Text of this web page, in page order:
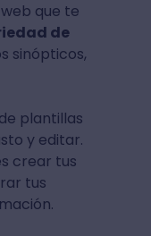
que te
de
sinópticos,
plantillas
y editar.
crear tus
tus